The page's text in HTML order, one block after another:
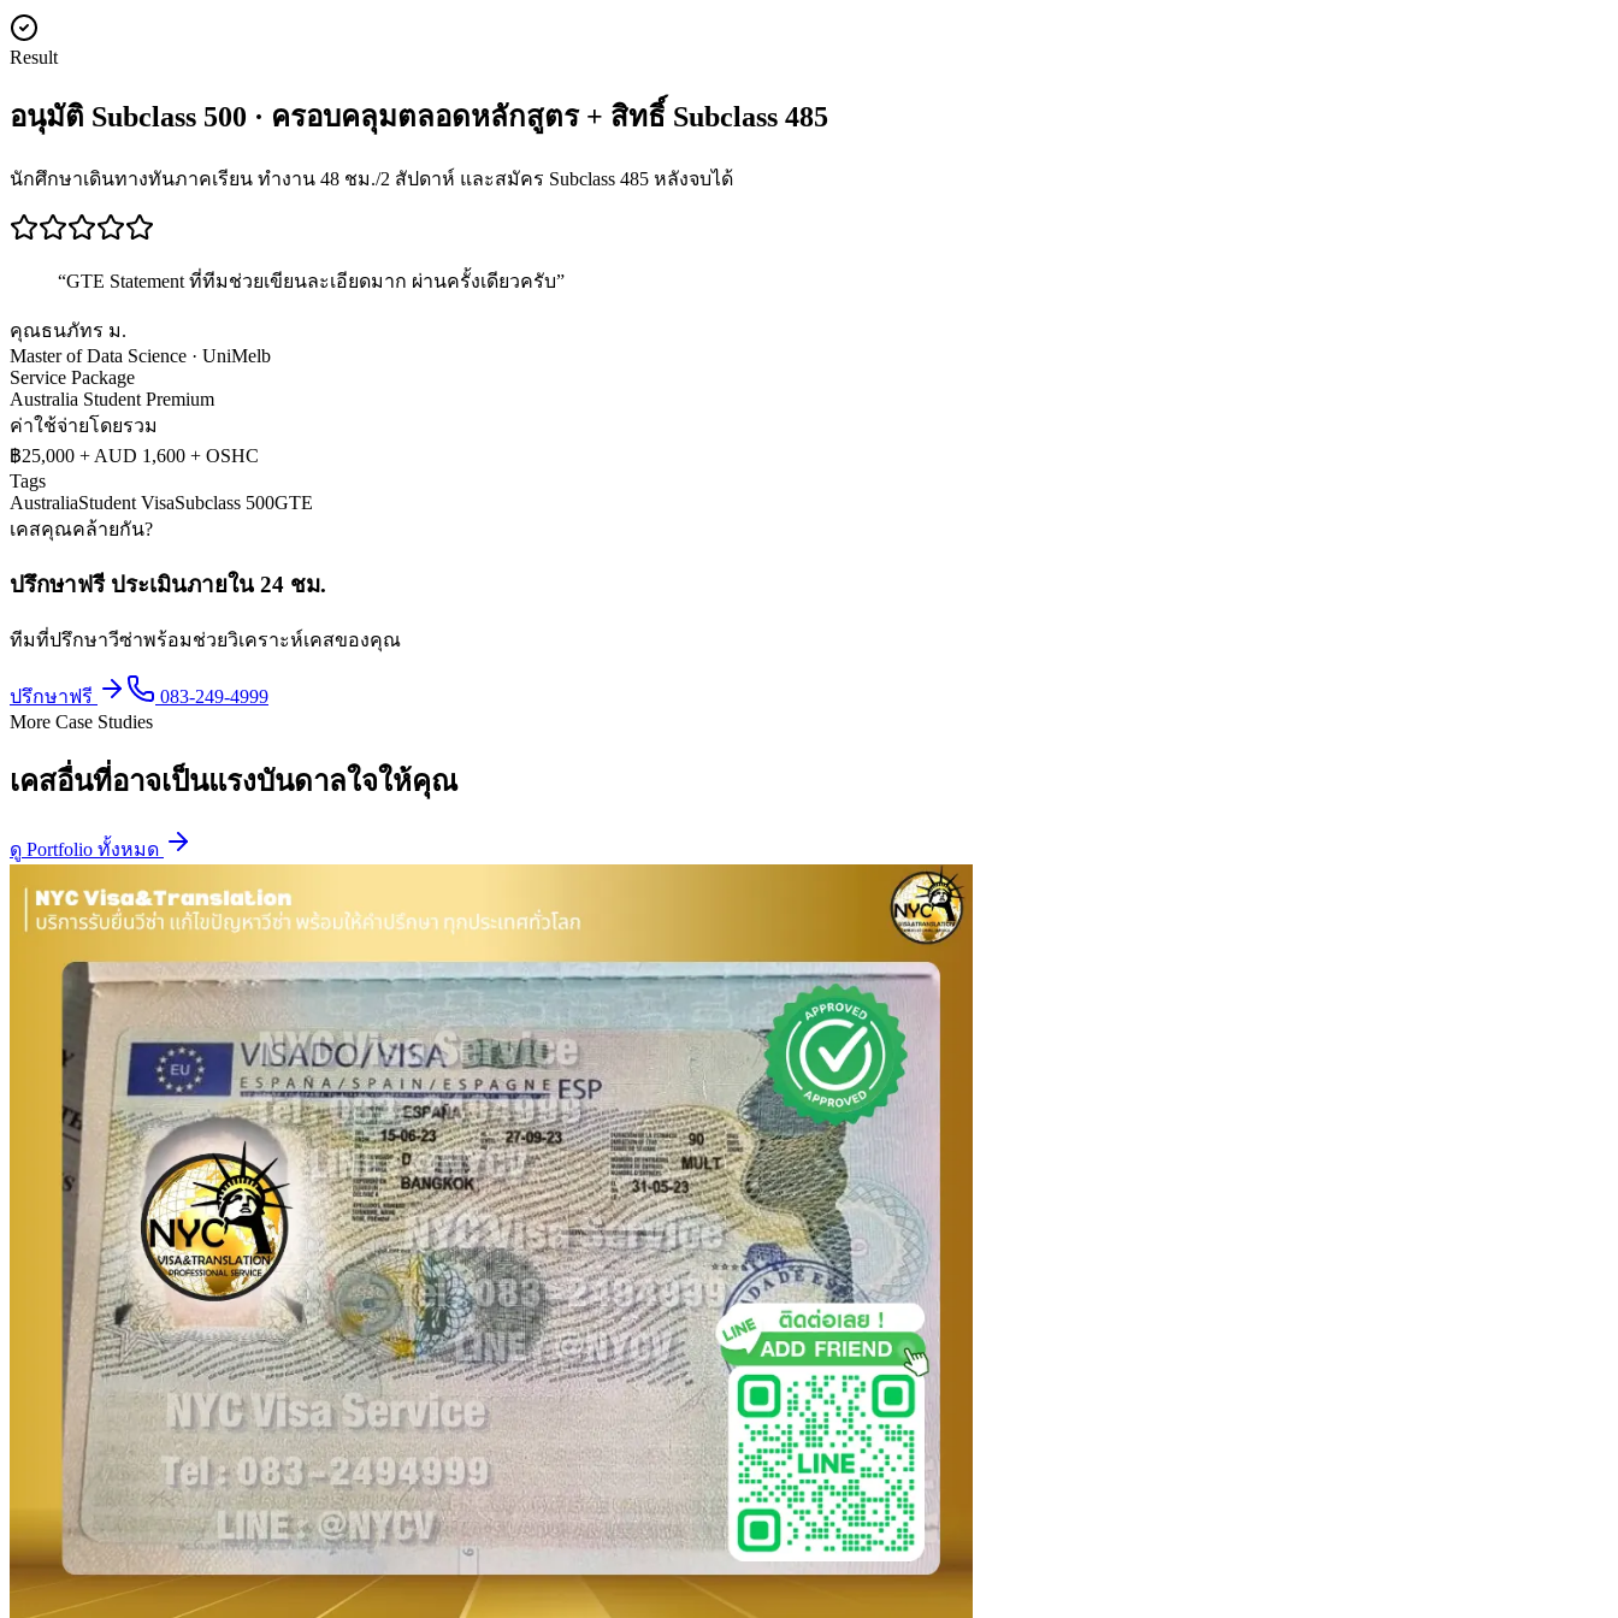
Result
อนุมัติ Subclass 500 · ครอบคลุมตลอดหลักสูตร + สิทธิ์ Subclass 485
นักศึกษาเดินทางทันภาคเรียน ทำงาน 48 ชม./2 สัปดาห์ และสมัคร Subclass 485 หลังจบได้
“GTE Statement ที่ทีมช่วยเขียนละเอียดมาก ผ่านครั้งเดียวครับ”
คุณธนภัทร ม.
Master of Data Science · UniMelb
Service Package
Australia Student Premium
ค่าใช้จ่ายโดยรวม
฿25,000 + AUD 1,600 + OSHC
Tags
AustraliaStudent VisaSubclass 500GTE
เคสคุณคล้ายกัน?
ปรึกษาฟรี ประเมินภายใน 24 ชม.
ทีมที่ปรึกษาวีซ่าพร้อมช่วยวิเคราะห์เคสของคุณ
ปรึกษาฟรี
083-249-4999
More Case Studies
เคสอื่นที่อาจเป็นแรงบันดาลใจให้คุณ
ดู Portfolio ทั้งหมด